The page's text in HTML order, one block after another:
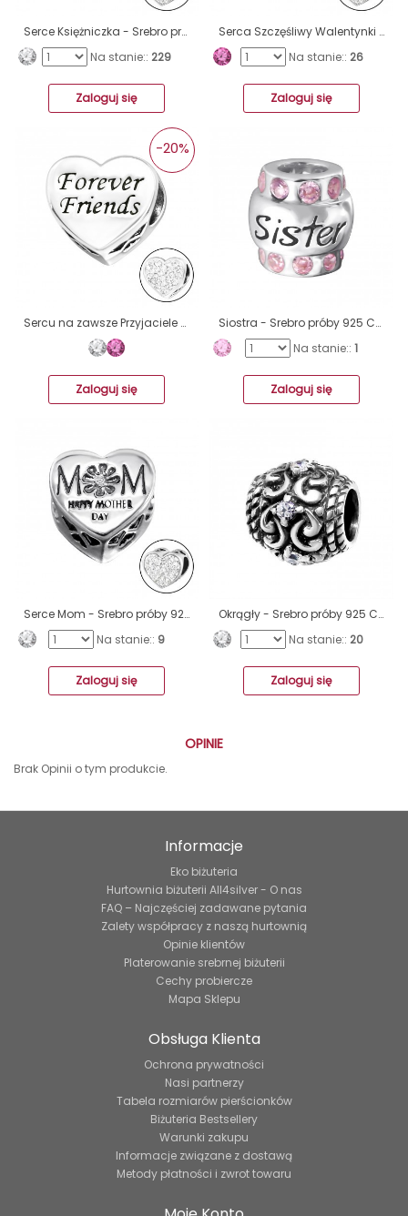
Serce Księżniczka - Srebro próby 925 Charms z cyrkonią/kryształem A4S10414
Na stanie:: 229
Zaloguj się
Serca Szczęśliwy Walentynki - Srebro próby 925 Charms z cyrkonią/kryształem A4S10080
Na stanie:: 26
Zaloguj się
Sercu na zawsze Przyjaciele - Srebro próby 925 Charms z cyrkonią/kryształem A4S10413
-20%
Zaloguj się
Siostra - Srebro próby 925 Charms z cyrkonią/kryształem A4S19830
Na stanie:: 1
Zaloguj się
Serce Mom - Srebro próby 925 Charms z cyrkonią/kryształem A4S10081
Na stanie:: 9
Zaloguj się
Okrągły - Srebro próby 925 Charms z cyrkonią/kryształem A4S12042
Na stanie:: 20
Zaloguj się
OPINIE
Brak Opinii o tym produkcie.
Informacje
Eko biżuteria
Hurtownia biżuterii All4silver - O nas
FAQ – Najczęściej zadawane pytania
Zalety współpracy z naszą hurtownią
Opinie klientów
Platerowanie srebrnej biżuterii
Cechy probiercze
Mapa Sklepu
Obsługa Klienta
Ochrona prywatności
Nasi partnerzy
Tabela rozmiarów pierścionków
Biżuteria Bestsellery
Warunki zakupu
Informacje związane z dostawą
Metody płatności i zwrot towaru